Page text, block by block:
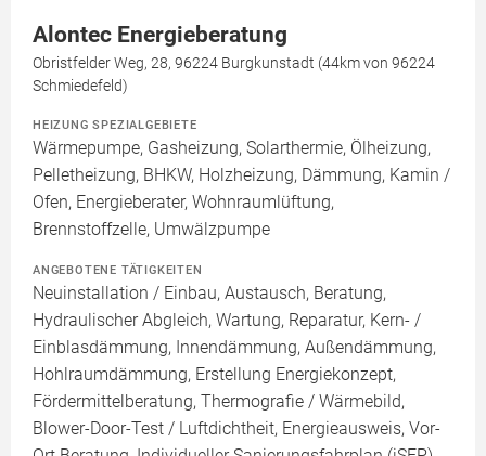
Alontec Energieberatung
Obristfelder Weg, 28, 96224 Burgkunstadt (44km von 96224
Schmiedefeld)
HEIZUNG SPEZIALGEBIETE
Wärmepumpe, Gasheizung, Solarthermie, Ölheizung,
Pelletheizung, BHKW, Holzheizung, Dämmung, Kamin /
Ofen, Energieberater, Wohnraumlüftung,
Brennstoffzelle, Umwälzpumpe
ANGEBOTENE TÄTIGKEITEN
Neuinstallation / Einbau, Austausch, Beratung,
Hydraulischer Abgleich, Wartung, Reparatur, Kern- /
Einblasdämmung, Innendämmung, Außendämmung,
Hohlraumdämmung, Erstellung Energiekonzept,
Fördermittelberatung, Thermografie / Wärmebild,
Blower-Door-Test / Luftdichtheit, Energieausweis, Vor-